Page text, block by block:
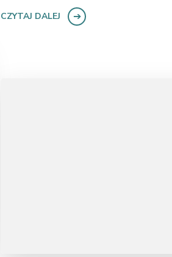
CZYTAJ DALEJ